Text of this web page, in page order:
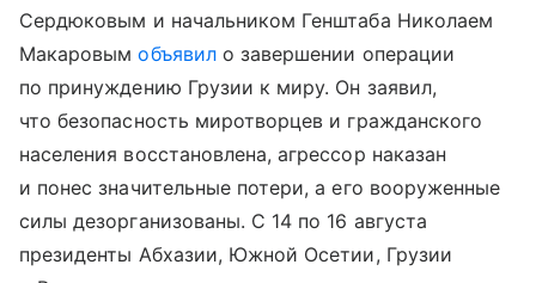
Сердюковым и начальником Генштаба Николаем
Макаровымобъявило завершении операции
по принуждению Грузии к миру. Он заявил,
что безопасность миротворцев и гражданского
населения восстановлена, агрессор наказан
и понес значительные потери, а его вооруженные
силы дезорганизованы. С 14 по 16 августа
президенты Абхазии, Южной Осетии, Грузии